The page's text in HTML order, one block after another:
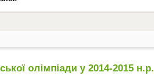
олімпіади у 2014-2015 н.р.